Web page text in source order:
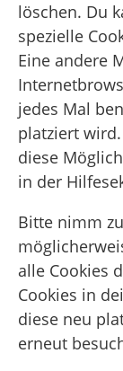
löschen. Du
spezielle
Eine andere
jedes Mal
platziert
diese
in der
Bitte nimm
alle Cookies
Cookies in
diese neu
erneut